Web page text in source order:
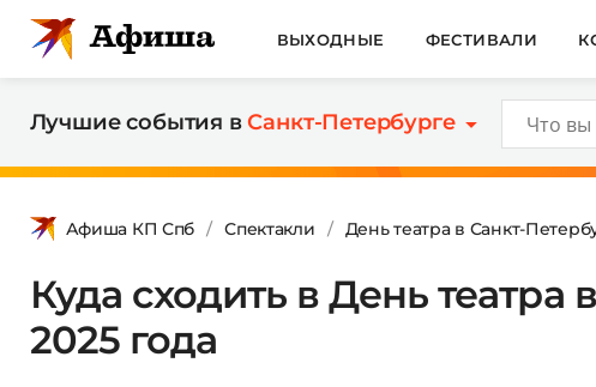
ВЫХОДНЫЕ ФЕСТИВАЛИ
Лучшие события вСанкт-Петербурге
Афиша КП Спб Спектакли День театра в Санкт-
Куда сходить в День
2025 года